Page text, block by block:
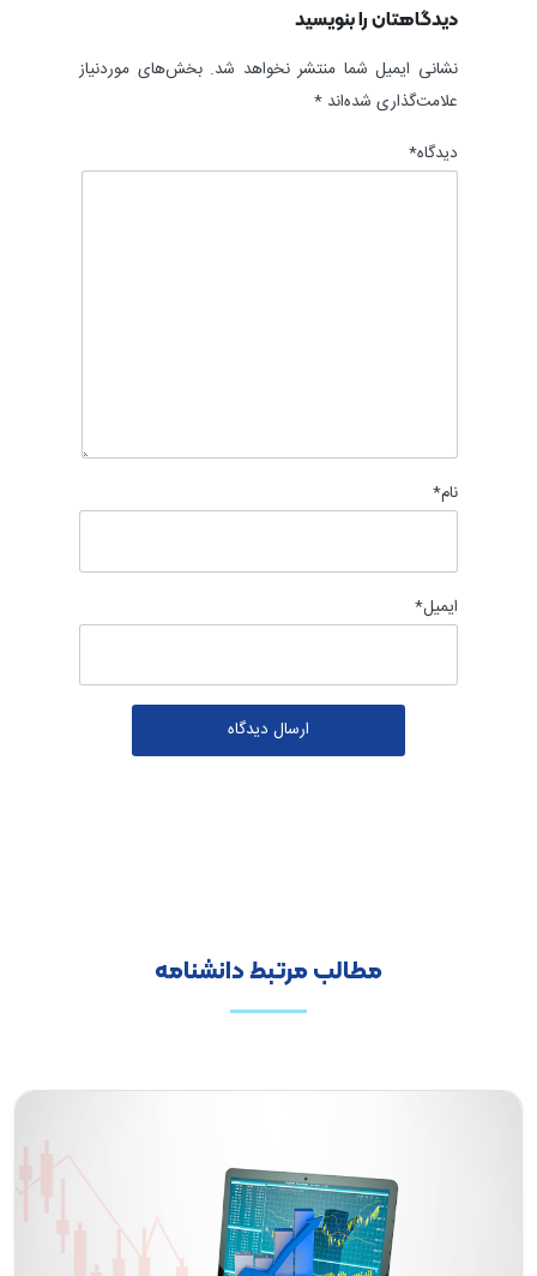
دیدگاهتان را بنویسید
نشانی ایمیل شما منتشر نخواهد شد. بخش‌های موردنیاز
علامت‌گذاری شده‌اند*
دیدگاه*
نام*
ایمیل*
مطالب مرتبط دانشنامه